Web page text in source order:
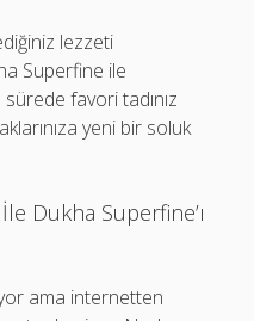
lezzeti
Superfine ile
sürede favori tadınız
yeni bir soluk
Dukha Superfine’ı
ama internetten